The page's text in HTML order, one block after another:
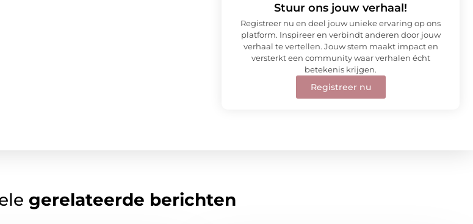
Stuur ons jouw verhaal!
Registreer nu en deel jouw unieke ervaring op ons
platform. Inspireer en verbindt anderen door jouw
verhaal te vertellen. Jouw stem maakt impact en
versterkt een community waar verhalen écht
betekenis krijgen.
Registreer nu
gerelateerde berichten